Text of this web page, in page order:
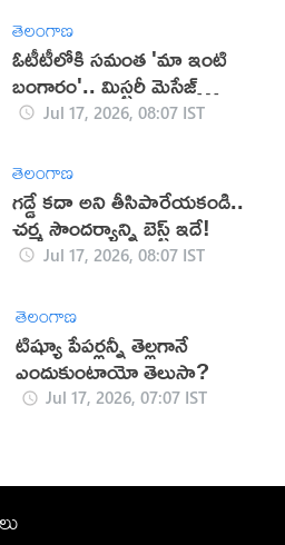
తెలంగాణ
ఓటీటీలోకి సమంత 'మా ఇంటి
బంగారం'.. మిస్టరీ మెసేజ్
మిస్సింగ్!
Jul 17, 2026, 08:07 IST
తెలంగాణ
గడ్డే కదా అని తీసిపారేయకండి..
చర్మ సౌందర్యాన్ని బెస్ట్ ఇదే!
Jul 17, 2026, 08:07 IST
తెలంగాణ
టిష్యూ పేపర్లన్నీ తెల్లగానే
ఎందుకుంటాయో తెలుసా?
Jul 17, 2026, 07:07 IST